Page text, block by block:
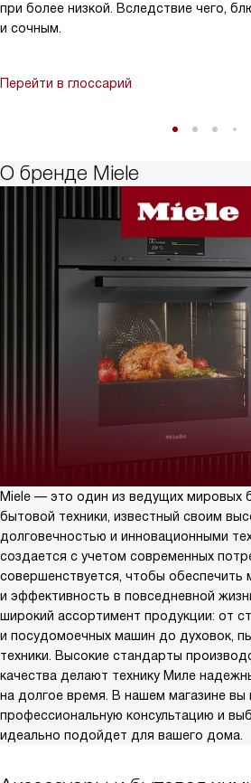
при более низкой. Вследствие чего,
и сочным.
Перейти в глоссарий
О бренде Miele
Miele — это один из ведущих мировых
бытовой техники, известный своим
долговечностью и инновационными
создается с учетом современных
совершенствуется, чтобы
и эффективность в повседневной
широкий ассортимент продукции: от
и посудомоечных машин до духовок,
техники. Высокие стандарты
качества делают технику Миле
на долгое время. В нашем магазине вы
профессиональную консультацию и
идеально подойдет для вашего дома.